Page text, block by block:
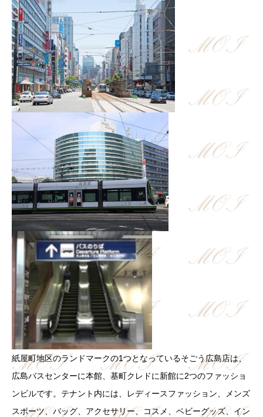
紙屋町地区のランドマークの1つとなっているそごう広島店は、
広島バスセンターに本館、基町クレドに新館に2つのファッショ
ンビルです。テナント内には、レディースファッション、メンズ
スポーツ、バッグ、アクセサリー、コスメ、ベビーグッズ、イン